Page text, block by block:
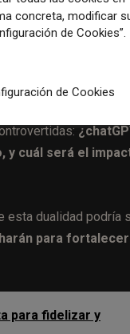
a lo largo del ciclo
para la industria
y cuál será el
esta dualidad podría
para
para fidelizar y
concreta, modificar
de Cookies”.
de Cookies